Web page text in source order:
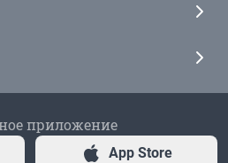
приложение
App Store